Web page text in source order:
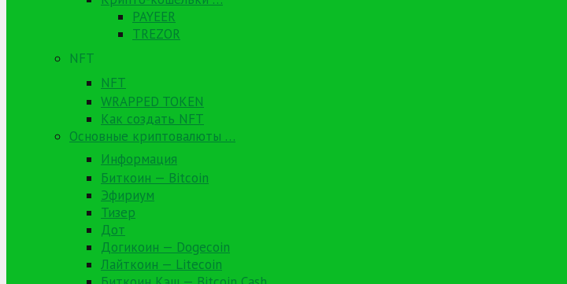
PAYEER
TREZOR
NFT
NFT
WRAPPED TOKEN
Как создать NFT
Основные криптовалюты …
Информация
Биткоин — Bitcoin
Эфириум
Тизер
Дот
Догикоин — Dogecoin
Лайткоин — Litecoin